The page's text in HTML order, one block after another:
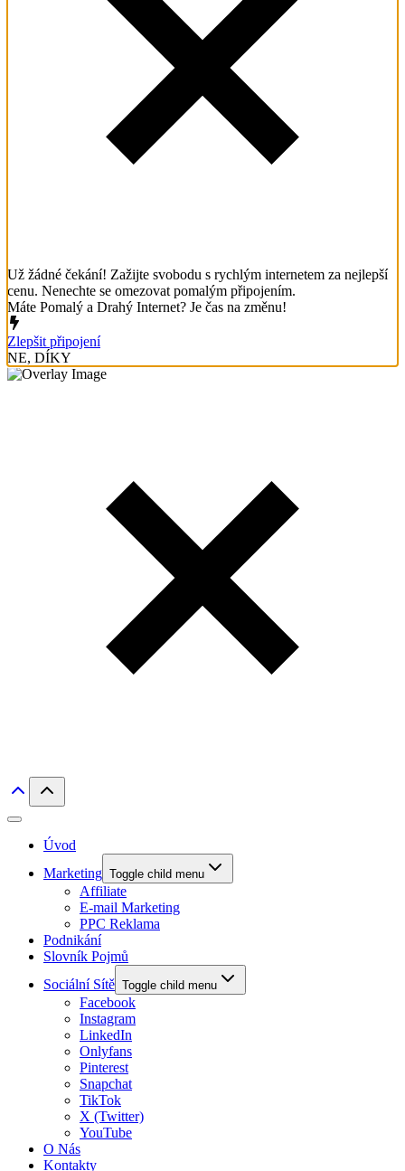
Už žádné čekání! Zažijte svobodu s rychlým internetem za nejlepší
cenu. Nenechte se omezovat pomalým připojením.
Máte Pomalý a Drahý Internet? Je čas na změnu!
Zlepšit připojení
NE, DÍKY
Úvod
Marketing Toggle child menu
Affiliate
E-mail Marketing
PPC Reklama
Podnikání
Slovník Pojmů
Sociální Sítě Toggle child menu
Facebook
Instagram
LinkedIn
Onlyfans
Pinterest
Snapchat
TikTok
X (Twitter)
YouTube
O Nás
Kontakty